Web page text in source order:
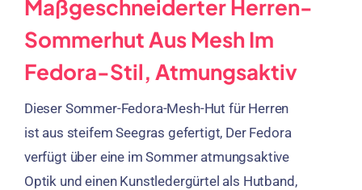
Maßgeschneiderter Herren-
Sommerhut Aus Mesh Im
Fedora-Stil, Atmungsaktiv
Dieser Sommer-Fedora-Mesh-Hut für Herren
ist aus steifem Seegras gefertigt, Der Fedora
verfügt über eine im Sommer atmungsaktive
Optik und einen Kunstledergürtel als Hutband,